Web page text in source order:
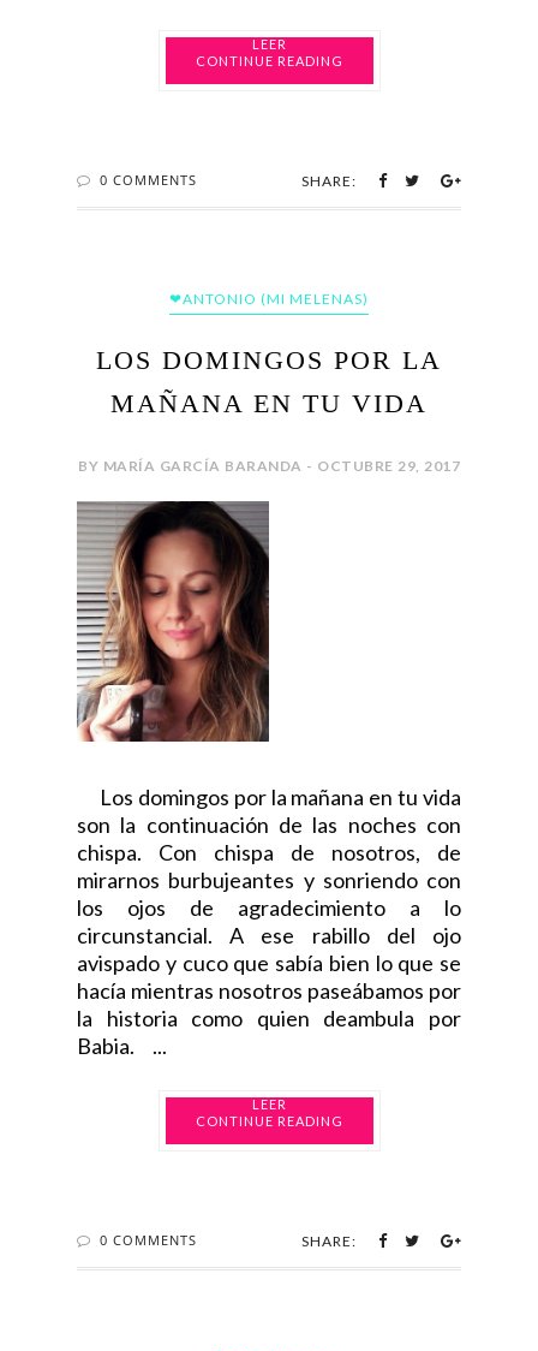
CONTINUE READING
0 COMMENTS SHARE:
❤ANTONIO (MI MELENAS)
LOS DOMINGOS POR LA
MAÑANA EN TU VIDA
BY MARÍA GARCÍA BARANDA - OCTUBRE 29, 2017
Los domingos por la mañana en tu vida
son la continuación de las noches con
chispa. Con chispa de nosotros, de
mirarnos burbujeantes y sonriendo con
los ojos de agradecimiento a lo
circunstancial. A ese rabillo del ojo
avispado y cuco que sabía bien lo que se
hacía mientras nosotros paseábamos por
la historia como quien deambula por
Babia. ...
CONTINUE READING
0 COMMENTS SHARE: